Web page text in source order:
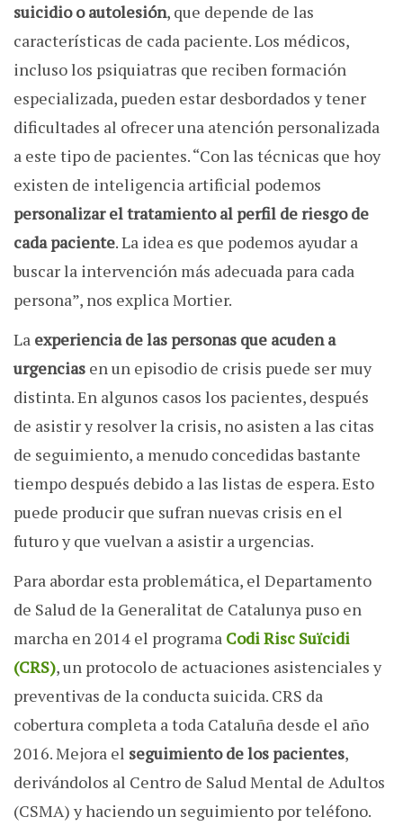
suicidio o autolesión, que depende de las
características de cada paciente. Los médicos,
incluso los psiquiatras que reciben formación
especializada, pueden estar desbordados y tener
dificultades al ofrecer una atención personalizada
a este tipo de pacientes. “Con las técnicas que hoy
existen de inteligencia artificial podemos
personalizar el tratamiento al perfil de riesgo de
cada paciente. La idea es que podemos ayudar a
buscar la intervención más adecuada para cada
persona”, nos explica Mortier.
La experiencia de las personas que acuden a
urgencias en un episodio de crisis puede ser muy
distinta. En algunos casos los pacientes, después
de asistir y resolver la crisis, no asisten a las citas
de seguimiento, a menudo concedidas bastante
tiempo después debido a las listas de espera. Esto
puede producir que sufran nuevas crisis en el
futuro y que vuelvan a asistir a urgencias.
Para abordar esta problemática, el Departamento
de Salud de la Generalitat de Catalunya puso en
marcha en 2014 el programa Codi Risc Suïcidi
(CRS), un protocolo de actuaciones asistenciales y
preventivas de la conducta suicida. CRS da
cobertura completa a toda Cataluña desde el año
2016. Mejora el seguimiento de los pacientes,
derivándolos al Centro de Salud Mental de Adultos
(CSMA) y haciendo un seguimiento por teléfono.